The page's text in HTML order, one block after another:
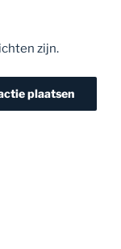
zijn.